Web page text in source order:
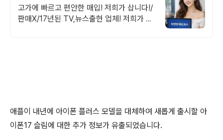
입 회사
고가에 빠르고 편안한 매입! 저희가 삽니다!/
판매X/17년된 TV,뉴스출현 업체! 저희가 고
애플이 내년에 아이폰 플러스 모델을 대체하여 새롭게 출시할 아
이폰17 슬림에 대한 추가 정보가 유출되었습니다.